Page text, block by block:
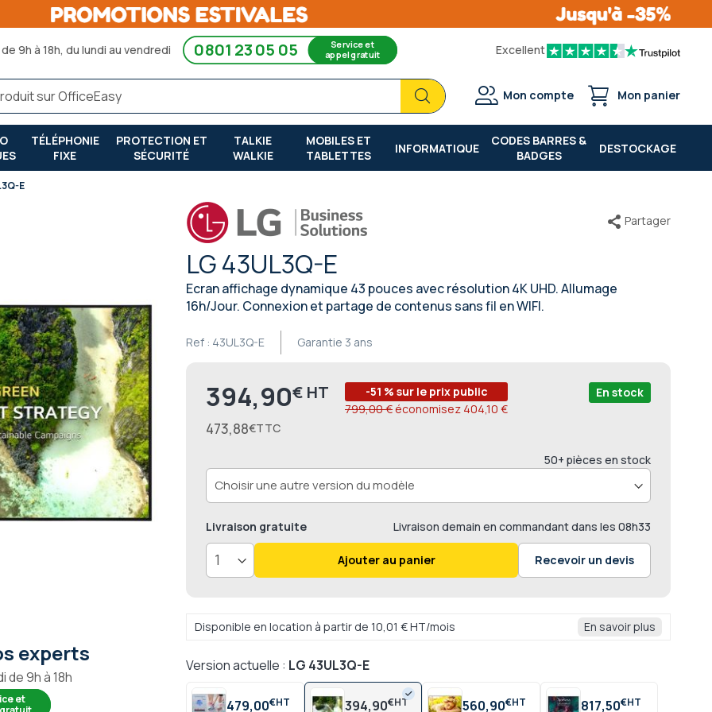
9h à 18h, du lundi au vendredi 0801 23 05 05 Service et
appel gratuit Excellent
Chercher
Chercher
Mon compte Mon panier
TÉLÉPHONIE
FIXE
PROTECTION ET
SÉCURITÉ
TALKIE
WALKIE
MOBILES ET
TABLETTES
INFORMATIQUE
CODES BARRES &
BADGES
DESTOCKAGE
E
LG 43UL3Q-E
Ecran affichage dynamique 43 pouces avec résolution 4K UHD. Allumage
16h/Jour. Connexion et partage de contenus sans fil en WIFI.
Garantie 3 ans
Ref : 43UL3Q-E
Partager
Prix
394,90€
473,88€
-51 % sur le prix public
799,00 € économisez 404,10 €
50+ pièces en stock
En stock
Livraison demain en commandant dans les 08h33
Livraison gratuite
Ajouter au panier Recevoir un devis
Disponible en location à partir de 10,01 € HT/mois En savoir plus
Version actuelle : LG 43UL3Q-E
479,00€ 394,90€ 560,90€ 817,50€
experts
de 9h à 18h
et